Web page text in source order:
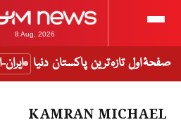
8 Aug, 2026
صفحۂ اول تازہ ترین پاکستان دنیا
KAMRAN MICHAEL